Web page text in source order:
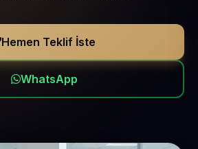
Hemen Teklif İste
WhatsApp